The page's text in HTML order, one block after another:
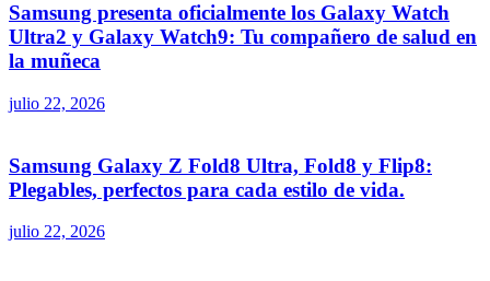
Samsung presenta oficialmente los Galaxy Watch
Ultra2 y Galaxy Watch9: Tu compañero de salud en
la muñeca
julio 22, 2026
Samsung Galaxy Z Fold8 Ultra, Fold8 y Flip8:
Plegables, perfectos para cada estilo de vida.
julio 22, 2026